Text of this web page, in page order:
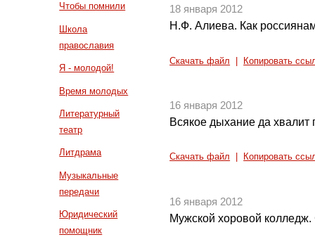
Чтобы помнили
Школа
православия
Я - молодой!
Время молодых
Литературный
театр
Литдрама
Музыкальные
передачи
Юридический
помощник
18 января 2012
Н.Ф. Алиева. Как
Скачать файл Копировать
16 января 2012
Всякое дыхание да
Скачать файл Копировать
16 января 2012
Мужской хоровой